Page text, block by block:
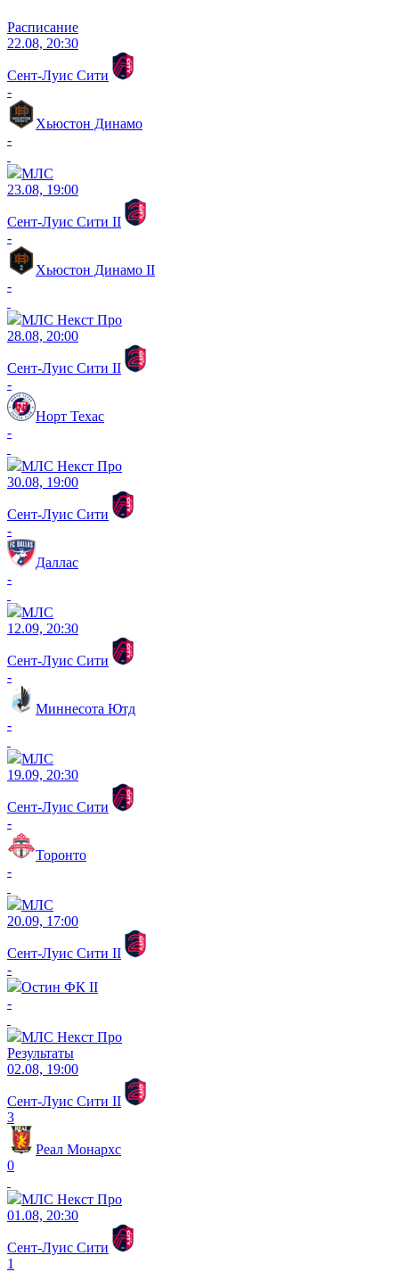
Расписание
22.08, 20:30
Сент-Луис Сити
-
Хьюстон Динамо
-
МЛС
23.08, 19:00
Сент-Луис Сити II
-
Хьюстон Динамо II
-
МЛС Некст Про
28.08, 20:00
Сент-Луис Сити II
-
Норт Техас
-
МЛС Некст Про
30.08, 19:00
Сент-Луис Сити
-
Даллас
-
МЛС
12.09, 20:30
Сент-Луис Сити
-
Миннесота Ютд
-
МЛС
19.09, 20:30
Сент-Луис Сити
-
Торонто
-
МЛС
20.09, 17:00
Сент-Луис Сити II
-
Остин ФК II
-
МЛС Некст Про
Результаты
02.08, 19:00
Сент-Луис Сити II
3
Реал Монархс
0
МЛС Некст Про
01.08, 20:30
Сент-Луис Сити
1